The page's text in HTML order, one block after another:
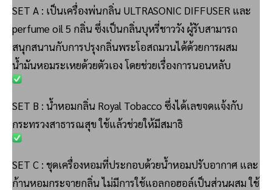
SET A : เป็นเครื่องพ่นกลิ่น ULTRASONIC DIFFUSER และ
perfume oil 5 กลิ่น ซึ่งเป็นกลิ่นบุหรี่ชาววัง ผู้รับสามารถ
สนุกสนานกับการปรุงกลิ่นพระโอสถมวนได้ด้วยการผสม
น้ำมันหอมระเหยด้วยตัวเอง โดยช่วยเรื่องการนอนหลับ
SET B : น้ำหอมกลิ่น Royal Tobacco ซึ่งได้เลขจดแจ้งกับ
กระทรวงสาธารณสุข ใช้แล้วช่วยให้มีสมาธิ
SET C : ชุดเครื่องหอมที่ประกอบด้วยน้ำหอมปรับอากาศ และ
ก้านหอมกระจายกลิ่น ไม่มีการใช้แอลกอฮอล์เป็นส่วนผสม ใช้